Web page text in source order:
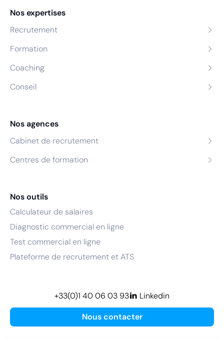
Nos expertises
Recrutement
Formation
Coaching
Conseil
Nos agences
Cabinet de recrutement
Centres de formation
Nos outils
Calculateur de salaires
Diagnostic commercial en ligne
Test commercial en ligne
Plateforme de recrutement et ATS
Nous contacter
+33(0)1 40 06 03 93 Linkedin